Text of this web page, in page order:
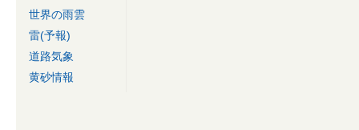
世界の雨雲
雷(予報)
道路気象
黄砂情報